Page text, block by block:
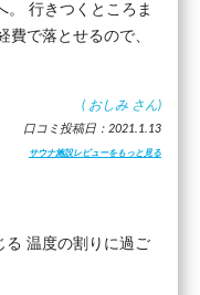
。 行きつくところま
費で落とせるので、
( おしみ さん)
口コミ投稿日：2021.1.13
サウナ施設レビューをもっと見る
る 温度の割りに過ご